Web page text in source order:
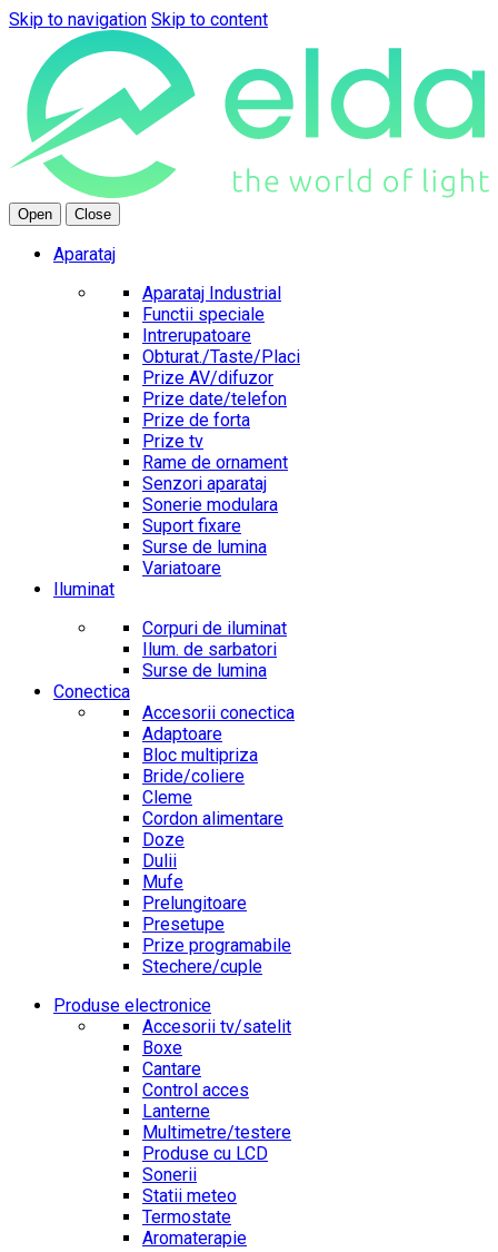
Skip to navigation Skip to content
Open Close
Aparataj
Aparataj Industrial
Functii speciale
Intrerupatoare
Obturat./Taste/Placi
Prize AV/difuzor
Prize date/telefon
Prize de forta
Prize tv
Rame de ornament
Senzori aparataj
Sonerie modulara
Suport fixare
Surse de lumina
Variatoare
Iluminat
Corpuri de iluminat
Ilum. de sarbatori
Surse de lumina
Conectica
Accesorii conectica
Adaptoare
Bloc multipriza
Bride/coliere
Cleme
Cordon alimentare
Doze
Dulii
Mufe
Prelungitoare
Presetupe
Prize programabile
Stechere/cuple
Produse electronice
Accesorii tv/satelit
Boxe
Cantare
Control acces
Lanterne
Multimetre/testere
Produse cu LCD
Sonerii
Statii meteo
Termostate
Aromaterapie